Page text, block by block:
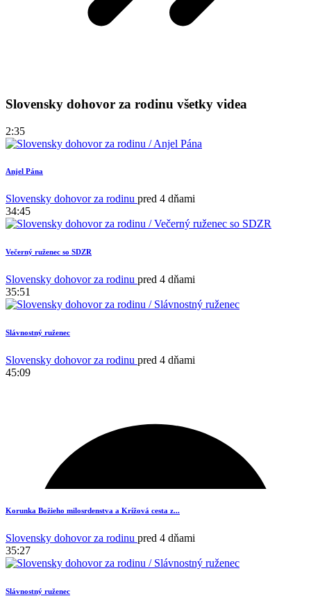
Slovensky dohovor za rodinu všetky videa
2:35
Anjel Pána
Slovensky dohovor za rodinu pred 4 dňami
34:45
Večerný ruženec so SDZR
Slovensky dohovor za rodinu pred 4 dňami
35:51
Slávnostný ruženec
Slovensky dohovor za rodinu pred 4 dňami
45:09
Korunka Božieho milosrdenstva a Krížová cesta z...
Slovensky dohovor za rodinu pred 4 dňami
35:27
Slávnostný ruženec